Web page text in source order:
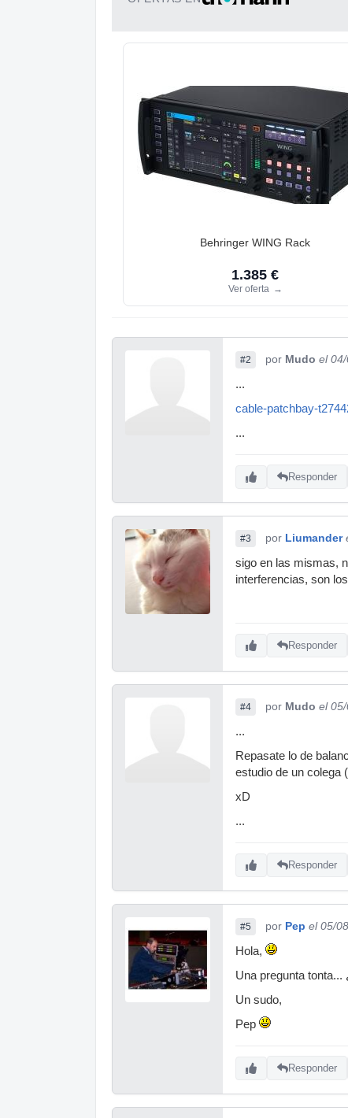
Behringer WING Rack
1.385 €
Ver oferta →
#2 por Mudo el
...
cable-patchbay-
...
Responder
#3 por Liumander
sigo en las mismas,
interferencias, son
Responder
#4 por Mudo el
...
Repasate lo de
estudio de un colega
xD
...
Responder
#5 por Pep el 05/
Hola,
Una pregunta
Un sudo,
Pep
Responder